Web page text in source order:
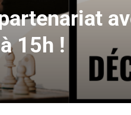
15h !